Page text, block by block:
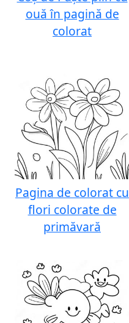
ouă în pagină de
colorat
Pagina de colorat cu
flori colorate de
primăvară